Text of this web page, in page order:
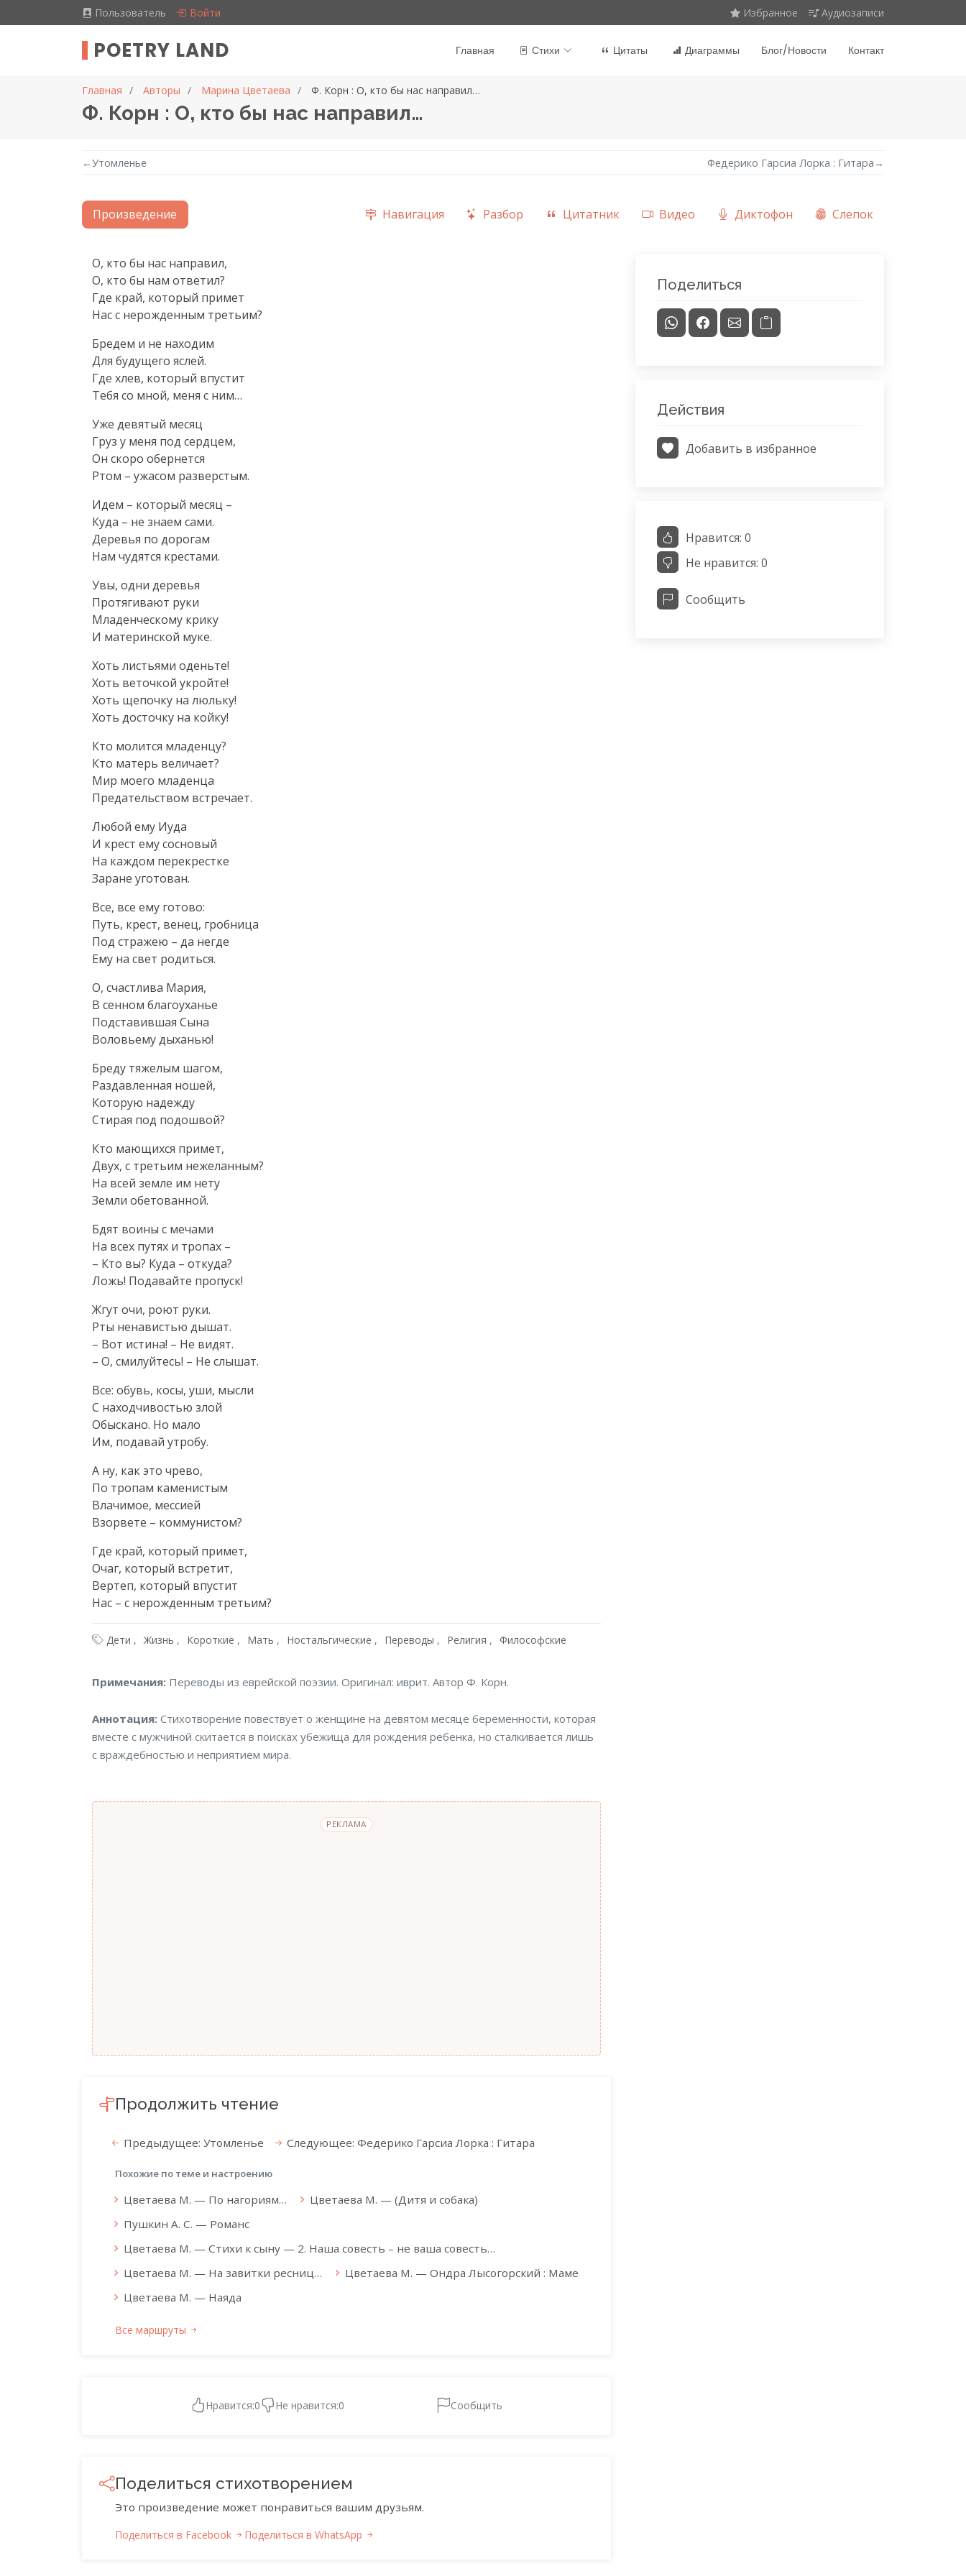
Пользователь Войти Избранное Аудиозаписи
POETRY LAND Главная Стихи Цитаты Диаграммы Блог/Новости Контакт
Главная Авторы Марина Цветаева Ф. Корн : О, кто бы нас направил…
Ф. Корн : О, кто бы нас направил…
←Утомленье Федерико Гарсиа Лорка : Гитара →
Произведение Навигация Разбор Цитатник Видео Диктофон Слепок
Текст произведения
О, кто бы нас направил,
О, кто бы нам ответил?
Где край, который примет
Нас с нерожденным третьим?
Бредем и не находим
Для будущего яслей.
Где хлев, который впустит
Тебя со мной, меня с ним…
Уже девятый месяц
Груз у меня под сердцем,
Он скоро обернется
Ртом – ужасом разверстым.
Идем – который месяц –
Куда – не знаем сами.
Деревья по дорогам
Нам чудятся крестами.
Увы, одни деревья
Протягивают руки
Младенческому крику
И материнской муке.
Хоть листьями оденьте!
Хоть веточкой укройте!
Хоть щепочку на люльку!
Хоть досточку на койку!
Кто молится младенцу?
Кто матерь величает?
Мир моего младенца
Предательством встречает.
Любой ему Иуда
И крест ему сосновый
На каждом перекрестке
Заране уготован.
Все, все ему готово:
Путь, крест, венец, гробница
Под стражею – да негде
Ему на свет родиться.
О, счастлива Мария,
В сенном благоуханье
Подставившая Сына
Воловьему дыханью!
Бреду тяжелым шагом,
Раздавленная ношей,
Которую надежду
Стирая под подошвой?
Кто мающихся примет,
Двух, с третьим нежеланным?
На всей земле им нету
Земли обетованной.
Бдят воины с мечами
На всех путях и тропах –
– Кто вы? Куда – откуда?
Ложь! Подавайте пропуск!
Жгут очи, роют руки.
Рты ненавистью дышат.
– Вот истина! – Не видят.
– О, смилуйтесь! – Не слышат.
Все: обувь, косы, уши, мысли
С находчивостью злой
Обыскано. Но мало
Им, подавай утробу.
А ну, как это чрево,
По тропам каменистым
Влачимое, мессией
Взорвете – коммунистом?
Где край, который примет,
Очаг, который встретит,
Вертеп, который впустит
Нас – с нерожденным третьим?
Дети Жизнь Короткие Мать Ностальгические Переводы Религия Философские
Примечания
Примечания: Переводы из еврейской поэзии. Оригинал: иврит. Автор Ф. Корн.
Аннотация
Аннотация:Стихотворение повествует о женщине на девятом месяце беременности, которая
вместе с мужчиной скитается в поисках убежища для рождения ребенка, но сталкивается лишь
с враждебностью и неприятием мира.
РЕКЛАМА
Продолжить чтение
Предыдущее: Утомленье Следующее: Федерико Гарсиа Лорка : Гитара
Похожие по теме и настроению
Цветаева М. — По нагориям…
Цветаева М. — (Дитя и собака)
Пушкин А. С. — Романс
Цветаева М. — Стихи к сыну — 2. Наша совесть – не ваша совесть…
Цветаева М. — На завитки ресниц…
Цветаева М. — Ондра Лысогорский : Маме
Цветаева М. — Наяда
Все маршруты
Нравится:0 Не нравится:0 Сообщить
Поделиться стихотворением
Это произведение может понравиться вашим друзьям.
Поделиться в Facebook Поделиться в WhatsApp
Поделиться
Действия
Добавить в избранное
Нравится: 0
Не нравится: 0
Сообщить